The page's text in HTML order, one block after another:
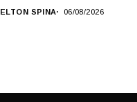
ELTON SPINA 06/08/2026